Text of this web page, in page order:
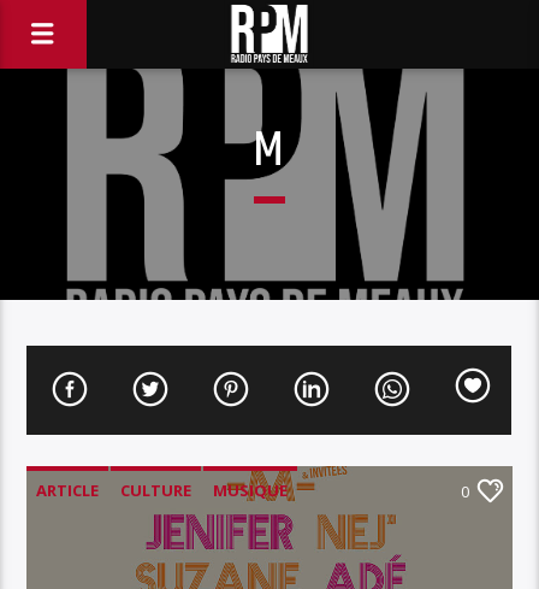
M
ARTICLE CULTURE
MUSIQUE
MUSIQUE LOCALE
SPECTACLE,
0